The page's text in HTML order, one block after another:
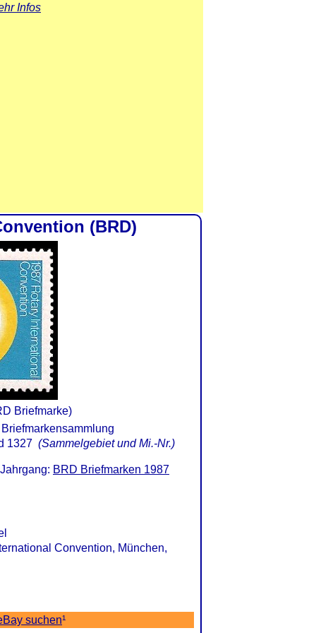
Infos
(BRD)
Briefmarke)
1327(Sammelgebiet und Mi.-Nr.)
BRD Briefmarken 1987
Convention, München,
suchen¹